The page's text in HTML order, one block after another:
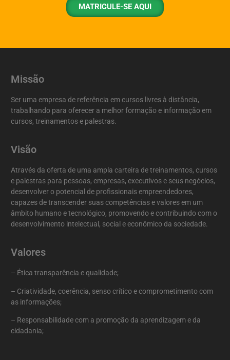
MATRICULE-SE AQUI
Missão
Ser uma empresa de referência em cursos livres à distância,
trabalhando para oferecer a melhor formação e informação em
cursos, treinamentos e palestras.
Visão
Através da oferta de uma ampla carteira de treinamentos, cursos
e palestras para pessoas, empresas, executivos e seus negócios,
desenvolver o potencial de profissionais empreendedores,
capazes de transcender suas competências e valores em um
âmbito humano e tecnológico, promovendo e contribuindo com o
desenvolvimento intelectual, social e econômico da sociedade.
Valores
– Ética transparência e qualidade;
– Criatividade, coerência, senso crítico e comprometimento com
as informações;
– Responsabilidade com a promoção da aprendizagem e da
cidadania;